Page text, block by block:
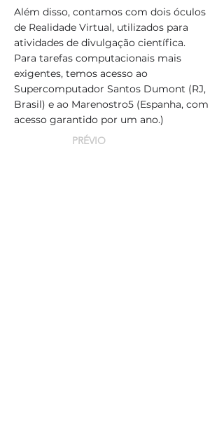
Além disso, contamos com dois óculos
de Realidade Virtual, utilizados para
atividades de divulgação científica.
Para tarefas computacionais mais
exigentes, temos acesso ao
Supercomputador Santos Dumont (RJ,
Brasil) e ao Marenostro5 (Espanha, com
acesso garantido por um ano.)
PRÉVIO